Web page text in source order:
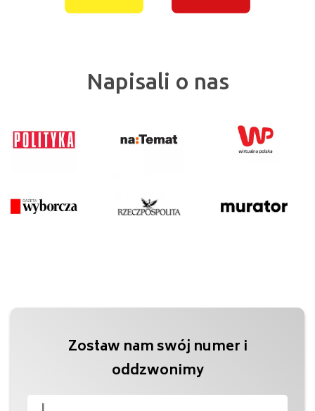
Napisali o nas
Zostaw nam swój numer i
oddzwonimy